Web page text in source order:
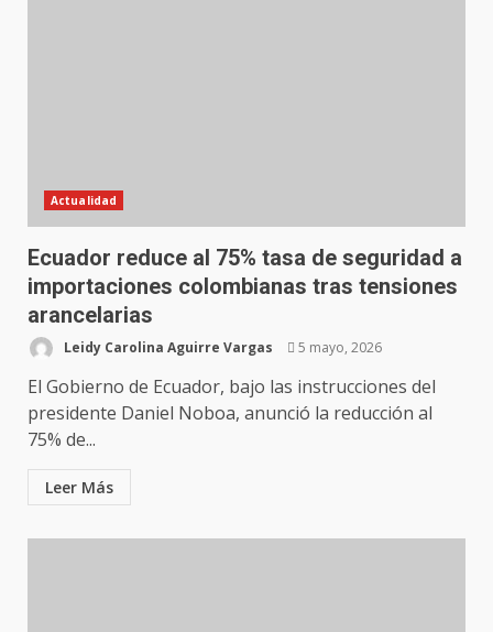
Actualidad
Ecuador reduce al 75% tasa de seguridad a
importaciones colombianas tras tensiones
arancelarias
Leidy Carolina Aguirre Vargas 5 mayo, 2026
El Gobierno de Ecuador, bajo las instrucciones del
presidente Daniel Noboa, anunció la reducción al
75% de...
Leer Más